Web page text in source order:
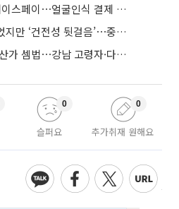
가입 문턱 낮추는 토스 페이스페이⋯얼굴인식 결제 확산 속도낸다
5대 은행, 상반기 9조 벌었지만 ‘건전성 뒷걸음’⋯중기대출 문턱 높아지나
세제 개편에 복잡해진 자산가 셈법⋯강남 고령자·다주택자 ‘자산재편 고심’
슬퍼요
0
추가취재 원해요
0